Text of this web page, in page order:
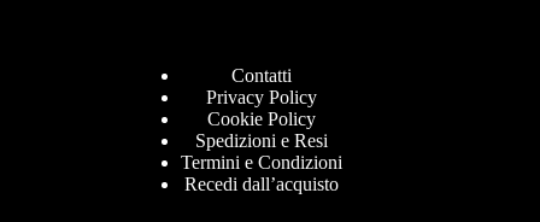
Contatti
Privacy Policy
Cookie Policy
Spedizioni e Resi
Termini e Condizioni
Recedi dall’acquisto